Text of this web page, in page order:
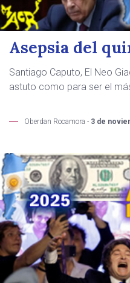
Asepsia del
Santiago Caputo, El Neo
astuto como para ser el
Oberdan Rocamora - 3 de